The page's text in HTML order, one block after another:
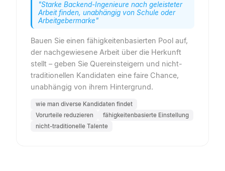
"Starke Backend-Ingenieure nach geleisteter
Arbeit finden, unabhängig von Schule oder
Arbeitgebermarke"
Bauen Sie einen fähigkeitenbasierten Pool auf,
der nachgewiesene Arbeit über die Herkunft
stellt – geben Sie Quereinsteigern und nicht-
traditionellen Kandidaten eine faire Chance,
unabhängig von ihrem Hintergrund.
wie man diverse Kandidaten findet
Vorurteile reduzieren
fähigkeitenbasierte Einstellung
nicht-traditionelle Talente